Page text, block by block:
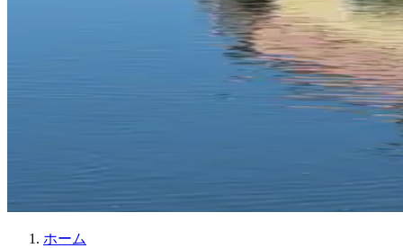
ホーム